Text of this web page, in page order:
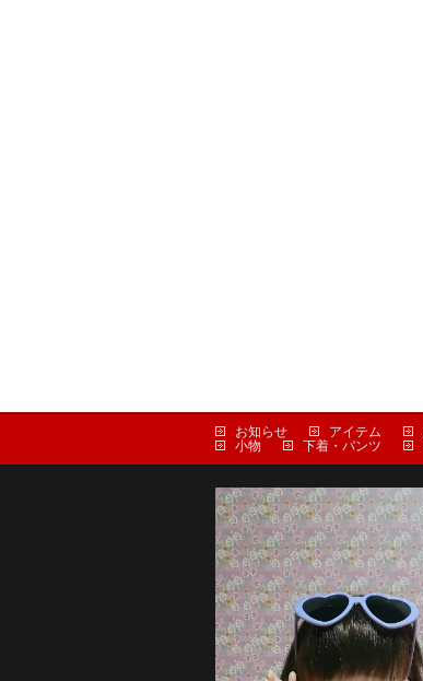
お知らせ アイテム
小物
下着・パンツ